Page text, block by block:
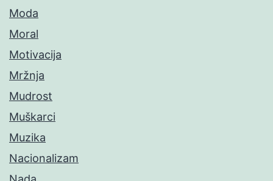
Moda
Moral
Motivacija
Mržnja
Mudrost
Muškarci
Muzika
Nacionalizam